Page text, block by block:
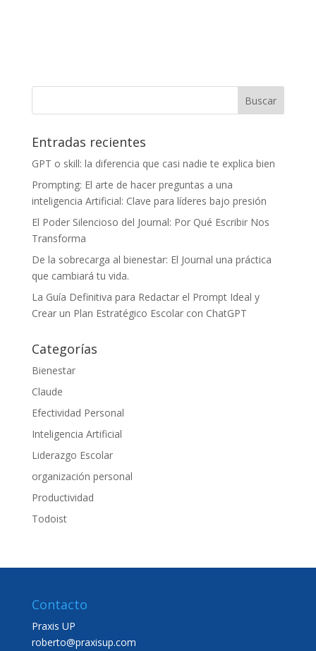
Entradas recientes
GPT o skill: la diferencia que casi nadie te explica bien
Prompting: El arte de hacer preguntas a una
inteligencia Artificial: Clave para líderes bajo presión
El Poder Silencioso del Journal: Por Qué Escribir Nos
Transforma
De la sobrecarga al bienestar: El Journal una práctica
que cambiará tu vida.
La Guía Definitiva para Redactar el Prompt Ideal y
Crear un Plan Estratégico Escolar con ChatGPT
Categorías
Bienestar
Claude
Efectividad Personal
Inteligencia Artificial
Liderazgo Escolar
organización personal
Productividad
Todoist
Contacto
Praxis UP
roberto@praxisup.com